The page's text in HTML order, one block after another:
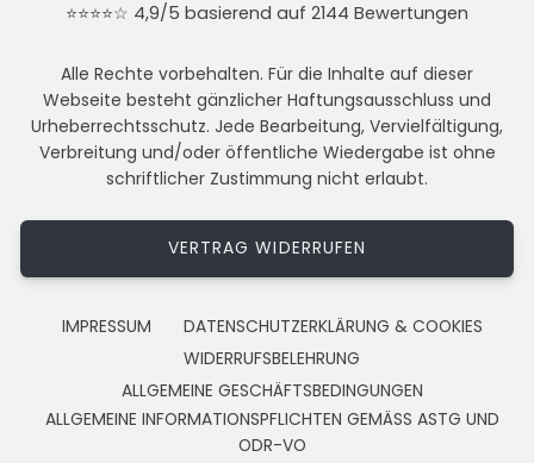
⭐⭐⭐⭐☆ 4,9/5 basierend auf 2144 Bewertungen
Alle Rechte vorbehalten. Für die Inhalte auf dieser
Webseite besteht gänzlicher Haftungsausschluss und
Urheberrechtsschutz. Jede Bearbeitung, Vervielfältigung,
Verbreitung und/oder öffentliche Wiedergabe ist ohne
schriftlicher Zustimmung nicht erlaubt.
VERTRAG WIDERRUFEN
IMPRESSUM
DATENSCHUTZERKLÄRUNG & COOKIES
WIDERRUFSBELEHRUNG
ALLGEMEINE GESCHÄFTSBEDINGUNGEN
ALLGEMEINE INFORMATIONSPFLICHTEN GEMÄSS ASTG UND
ODR-VO